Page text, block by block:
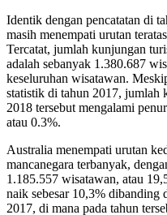
Identik dengan pencatatan di
masih menempati urutan
Tercatat, jumlah kunjungan
adalah sebanyak 1.380.687
keseluruhan wisatawan.
statistik di tahun 2017, jumlah
2018 tersebut mengalami
atau 0.3%.
Australia menempati urutan
mancanegara terbanyak,
1.185.557 wisatawan, atau
naik sebesar 10,3% dibanding
2017, di mana pada tahun